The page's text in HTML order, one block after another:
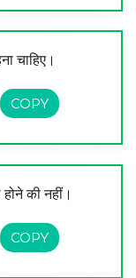
चाहिए।
की नहीं।